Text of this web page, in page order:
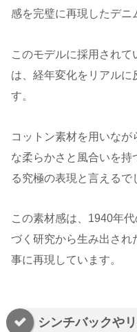
感を完璧に再現したデニ
このモデルに採用されて
は、経年変化をリアル
す。
コットン素材を用いなが
な柔らかさと風合いを
る究極の表現と言えるで
この素材感は、1940年
づく研究から生み出され
事に再現しています。
シンチバックや